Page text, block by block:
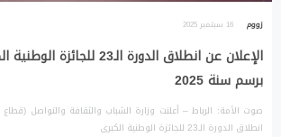
زووم 16 سبتمبر 2025
الإعلان عن انطلاق الدورة الـ23
برسم سنة 2025
صوت الأمة: الرباط – أعلنت وزارة الشباب والثقافة والتواصل (قطاع
انطلاق الدورة الـ23 للجائزة الوطنية الكبرى